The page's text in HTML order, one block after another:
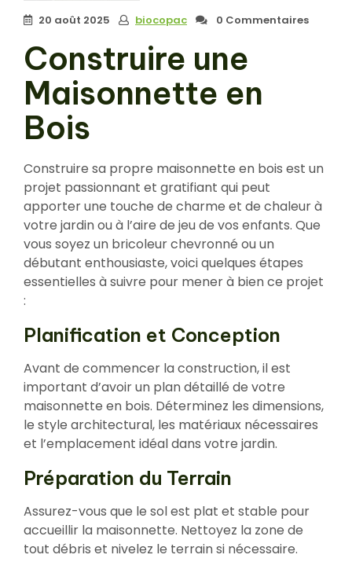
20 août 2025 biocopac 0 Commentaires
Construire une
Maisonnette en
Bois
Construire sa propre maisonnette en bois est un
projet passionnant et gratifiant qui peut
apporter une touche de charme et de chaleur à
votre jardin ou à l’aire de jeu de vos enfants. Que
vous soyez un bricoleur chevronné ou un
débutant enthousiaste, voici quelques étapes
essentielles à suivre pour mener à bien ce projet
:
Planification et Conception
Avant de commencer la construction, il est
important d’avoir un plan détaillé de votre
maisonnette en bois. Déterminez les dimensions,
le style architectural, les matériaux nécessaires
et l’emplacement idéal dans votre jardin.
Préparation du Terrain
Assurez-vous que le sol est plat et stable pour
accueillir la maisonnette. Nettoyez la zone de
tout débris et nivelez le terrain si nécessaire.